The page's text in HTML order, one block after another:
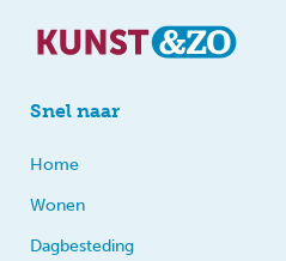
Snel naar
Home
Wonen
Dagbesteding